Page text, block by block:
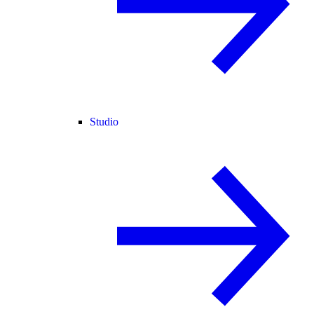
Studio